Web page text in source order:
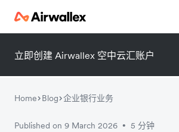
立即创建 Airwallex 空中云汇账户
Home Blog 企业银行业务
Published on 9 March 2026 • 5 分钟